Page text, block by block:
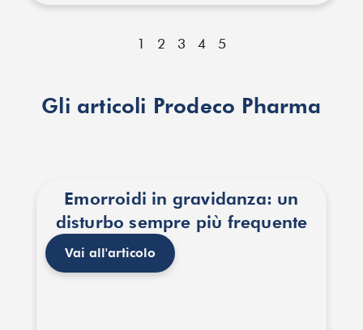
1 2 3 4 5
Gli articoli Prodeco Pharma
Emorroidi in gravidanza: un
disturbo sempre più frequente
Vai all'articolo